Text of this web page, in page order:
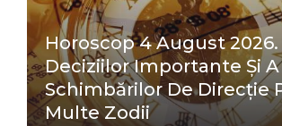
Horoscop 4 August
Deciziilor Importante Și A
Schimbărilor De Direcție
Multe Zodii